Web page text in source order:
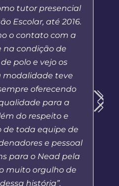
tutor presencial
Escolar, até 2016.
o contato com a
na condição de
polo e vejo os
modalidade teve
oferecendo
para a
do respeito e
de toda equipe de
e pessoal
para o Nead pela
muito orgulho de
história”.